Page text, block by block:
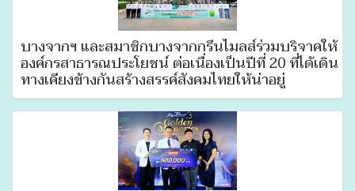
บางจากฯ และสมาชิกบางจากกรีนไมลส์ร่วมบริจาคให้
องค์กรสาธารณประโยชน์ ต่อเนื่องเป็นปีที่ 20 ที่ได้เดิน
ทางเคียงข้างกันสร้างสรรค์สังคมไทยให้น่าอยู่